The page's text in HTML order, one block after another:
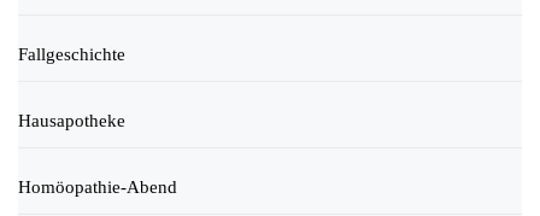
Fallgeschichte
Hausapotheke
Homöopathie-Abend